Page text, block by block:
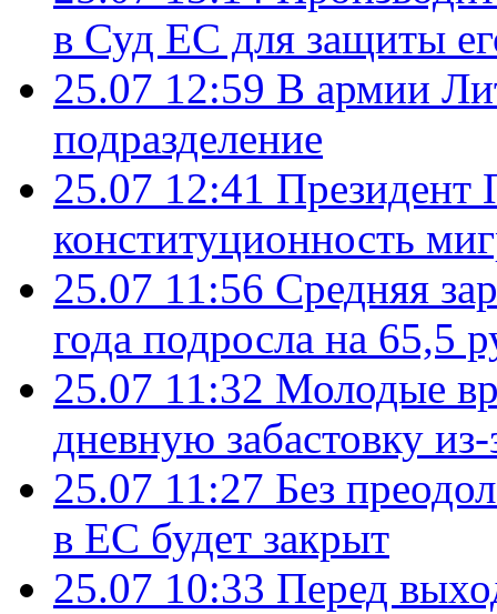
в Суд ЕС для защиты
25.07 12:59 В армии
подразделение
25.07 12:41 Президент
конституционность
25.07 11:56 Средняя
года подросла на 65,5
25.07 11:32 Молодые
дневную забастовку
25.07 11:27 Без
в ЕС будет закрыт
25.07 10:33 Перед